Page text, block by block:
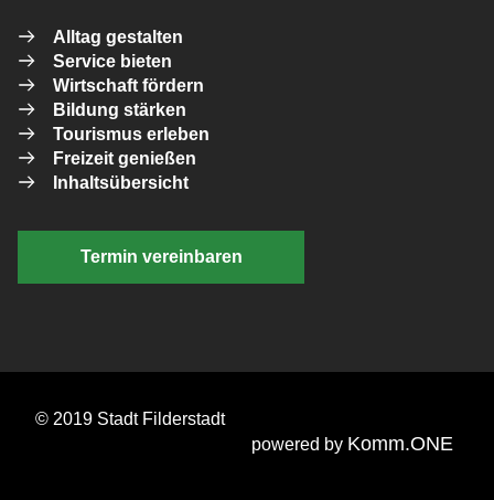
Alltag gestalten
Service bieten
Wirtschaft fördern
Bildung stärken
Tourismus erleben
Freizeit genießen
Inhaltsübersicht
Termin vereinbaren
© 2019 Stadt Filderstadt
powered by Komm.ONE